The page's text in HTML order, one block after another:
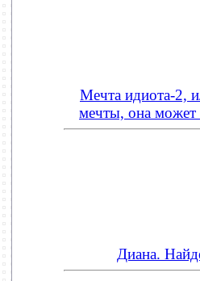
Мечта идиота-2,
мечты, она может
Диана.